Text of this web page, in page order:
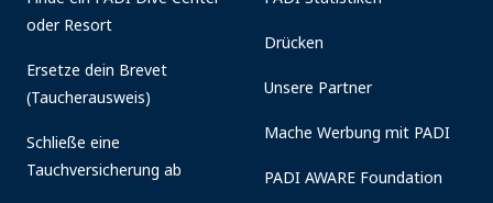
oder Resort
Ersetze dein Brevet
(Taucherausweis)
Schließe eine
Tauchversicherung ab
Drücken
Unsere Partner
Mache Werbung mit PADI
PADI AWARE Foundation